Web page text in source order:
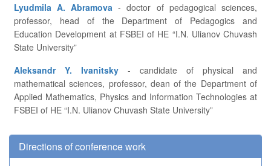
Lyudmila A. Abramova
professor, head of the Department of Pedagogics and
Education Development at FSBEI of HE “I.N. Ulianov Chuvash
State University”
Aleksandr Y. Ivanitsky
mathematical sciences, professor, dean of the Department of
Applied Mathematics, Physics and Information Technologies at
FSBEI of HE “I.N. Ulianov Chuvash State University”
Directions of conference work